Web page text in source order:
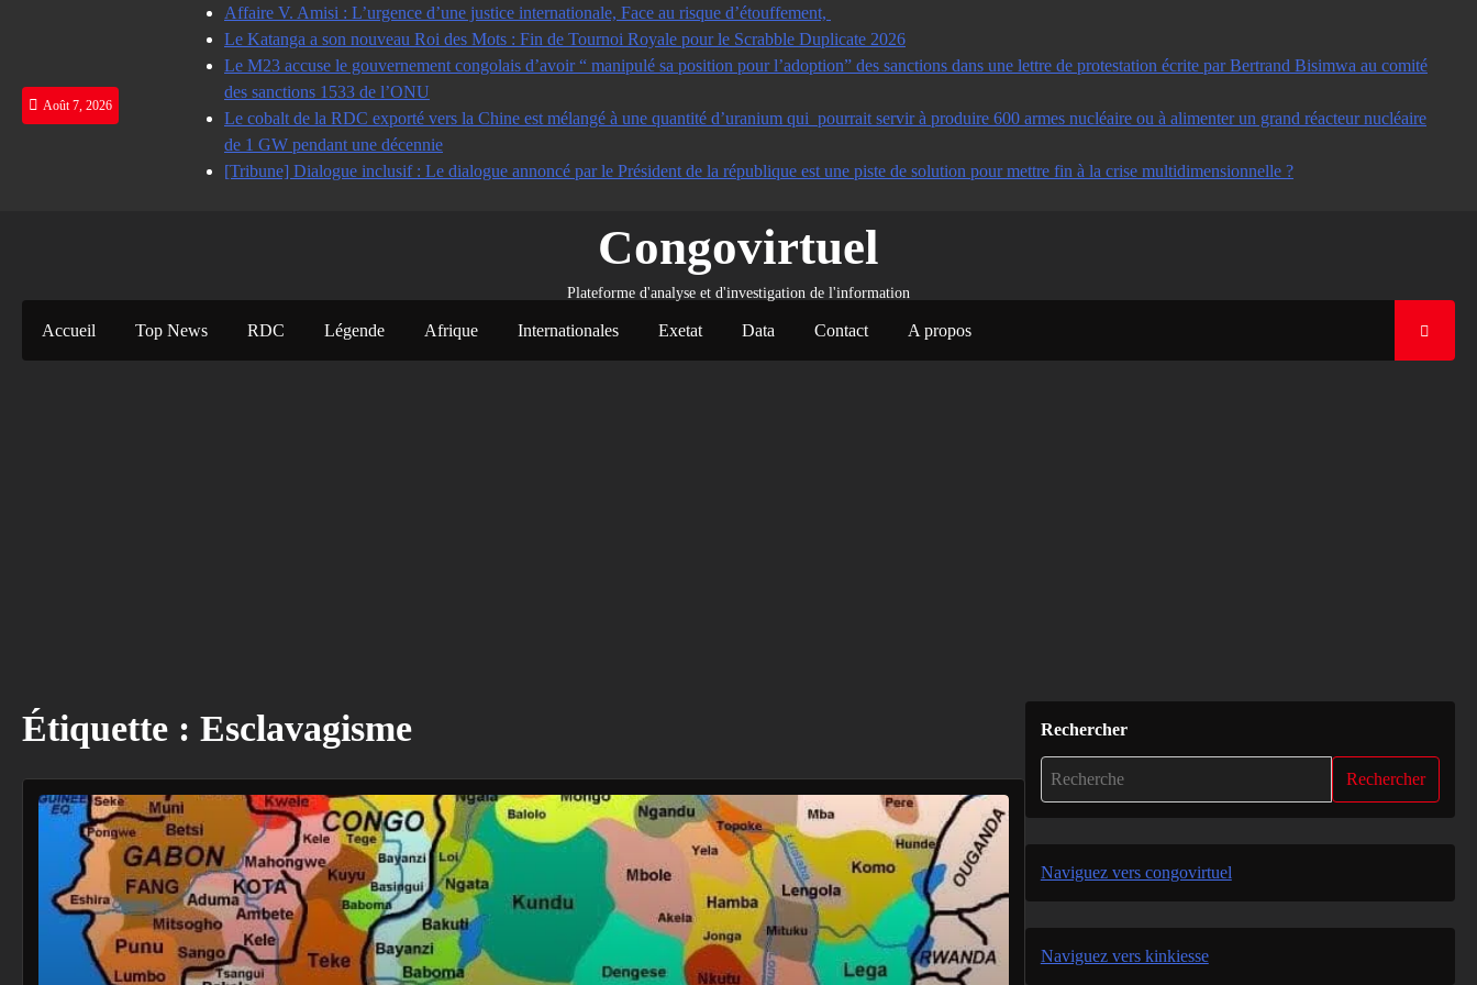
Août 7, 2026
Affaire V. Amisi : L’urgence d’une justice internationale, Face au risque d’étouffement,
Le Katanga a son nouveau Roi des Mots : Fin de Tournoi Royale pour le Scrabble Duplicate 2026
Le M23 accuse le gouvernement congolais d’avoir “ manipulé sa position pour l’adoption” des sanctions dans une lettre de protestation écrite par Bertrand Bisimwa au comité
des sanctions 1533 de l’ONU
Le cobalt de la RDC exporté vers la Chine est mélangé à une quantité d’uranium qui pourrait servir à produire 600 armes nucléaire ou à alimenter un grand réacteur nucléaire
de 1 GW pendant une décennie
[Tribune] Dialogue inclusif : Le dialogue annoncé par le Président de la république est une piste de solution pour mettre fin à la crise multidimensionnelle ?
Congovirtuel
Plateforme d'analyse et d'investigation de l'information
Accueil Top News RDC Légende Afrique Internationales Exetat Data Contact A propos
Étiquette : Esclavagisme Rechercher
Rechercher
Naviguez vers congovirtuel
Naviguez vers kinkiesse